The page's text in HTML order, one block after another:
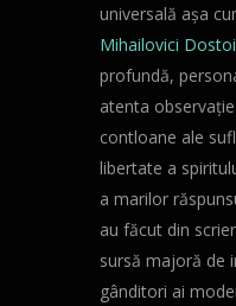
universală așa
Mihailovici
profundă,
atenta
contloane ale
libertate a
a marilor
au făcut din
sursă majoră de
gânditori ai